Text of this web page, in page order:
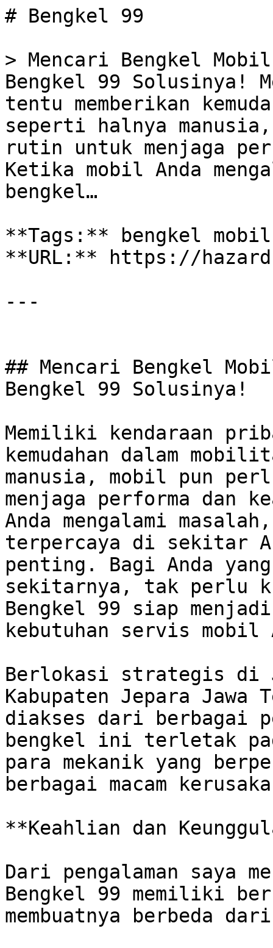
# Bengkel 99
> Mencari Bengkel
Bengkel 99 Solusinya!
tentu memberikan
seperti halnya
rutin untuk menjaga
Ketika mobil Anda
bengkel…
**Tags:** bengkel
**URL:** https://
---
## Mencari Bengkel
Bengkel 99 Solusinya!
Memiliki kendaraan
kemudahan dalam
manusia, mobil pun
menjaga performa dan
Anda mengalami
terpercaya di sekitar
penting. Bagi Anda
sekitarnya, tak perlu
Bengkel 99 siap
kebutuhan servis mobil
Berlokasi strategis di
Kabupaten Jepara Jawa
diakses dari berbagai
bengkel ini terletak
para mekanik yang
berbagai macam
**Keahlian dan
Dari pengalaman saya
Bengkel 99 memiliki
membuatnya berbeda